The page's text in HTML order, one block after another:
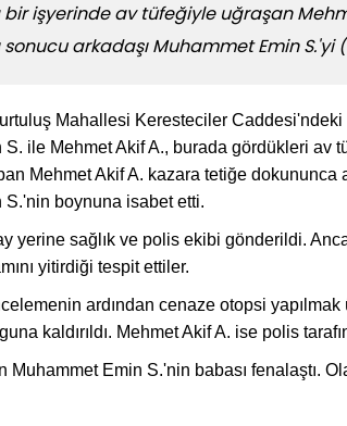
bir işyerinde av tüfeğiyle uğraşan
sonucu arkadaşı Muhammet Emin
Mahallesi Keresteciler Caddesi'ndeki
S. ile Mehmet Akif A., burada gördükleri av
Mehmet Akif A. kazara tetiğe dokununca
S.'nin boynuna isabet etti.
yerine sağlık ve polis ekibi gönderildi.
yitirdiği tespit ettiler.
ardından cenaze otopsi yapılmak
kaldırıldı. Mehmet Akif A. ise polis
Muhammet Emin S.'nin babası fenalaştı.